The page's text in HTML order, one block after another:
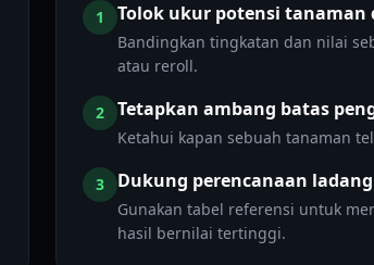
1 Tolok ukur potensi tanaman
Bandingkan tingkatan dan nilai
atau reroll.
2 Tetapkan ambang batas
Ketahui kapan sebuah tanaman
3 Dukung perencanaan
Gunakan tabel referensi untuk
hasil bernilai tertinggi.